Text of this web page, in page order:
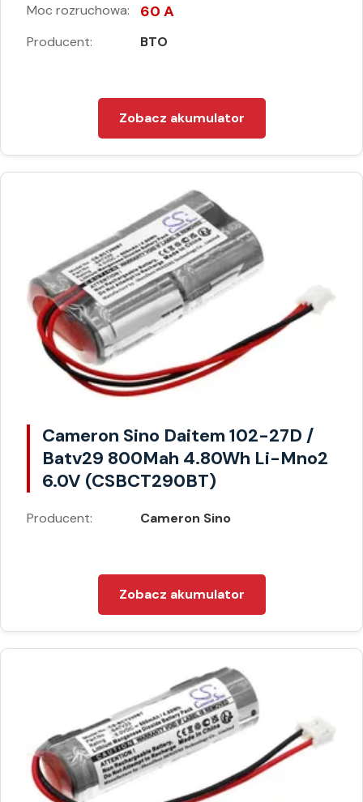
Moc rozruchowa: 60 A
Producent: BTO
Zobacz akumulator
Cameron Sino Daitem 102-27D /
Batv29 800Mah 4.80Wh Li-Mno2
6.0V (CSBCT290BT)
Producent: Cameron Sino
Zobacz akumulator